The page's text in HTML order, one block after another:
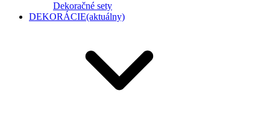
Dekoračné sety
DEKORÁCIE(aktuálny)